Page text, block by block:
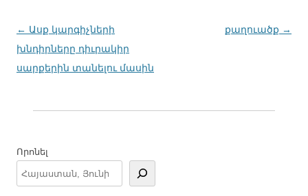
Գրառումների
նավարկումը
← Ասք կարգիչների
խնդիրները դիւրակիր
սարքերին տանելու մասին
քաղուածք →
Որոնել